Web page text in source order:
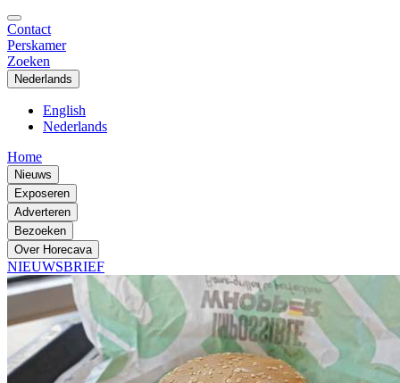
Contact
Perskamer
Zoeken
Nederlands
English
Nederlands
Home
Nieuws
Exposeren
Adverteren
Bezoeken
Over Horecava
NIEUWSBRIEF